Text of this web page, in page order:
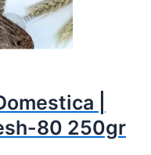
|
80 250gr